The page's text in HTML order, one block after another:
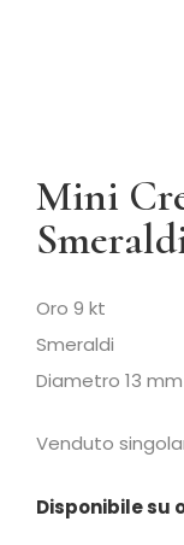
Mini
Oro 9 kt
Smeraldi
Diametro 13 mm
Venduto
Disponibile su